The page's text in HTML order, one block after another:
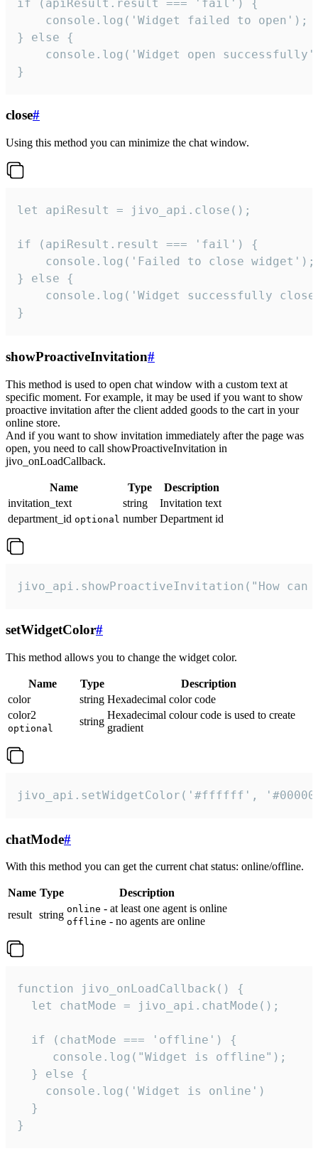
if (apiResult.result === 'fail') {
    console.log('Widget failed to open');
} else {
console.log('Widget open
}
close#
Using this method you can minimize the chat window.
let apiResult = jivo_api.close();
if (apiResult.result === 'fail') {
    console.log('Failed to close widget');
} else {
console.log('Widget successfully
}
showProactiveInvitation#
This method is used to open chat window with a custom text at
specific moment. For example, it may be used if you want to show
proactive invitation after the client added goods to the cart in your
online store.
And if you want to show invitation immediately after the page was
open, you need to call showProactiveInvitation in
jivo_onLoadCallback.
Name Type
Description
invitation_text
string
Invitation text
department_id optional number Department id
jivo_api.showProactiveInvitation("How
setWidgetColor#
This method allows you to change the widget color.
Name Type
Description
color
string Hexadecimal color code
color2
optional
string
Hexadecimal colour code is used to create
gradient
jivo_api.setWidgetColor('#ffffff',
chatMode#
With this method you can get the current chat status: online/offline.
Name Type
Description
result string online - at least one agent is online
offline - no agents are online
function jivo_onLoadCallback() {
  let chatMode = jivo_api.chatMode();
  if (chatMode === 'offline') {
     console.log("Widget is offline");
  } else {
    console.log('Widget is online')
  }
}